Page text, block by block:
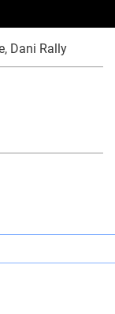
Dani Rally